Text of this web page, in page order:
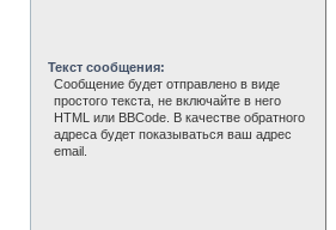
Текст сообщения:
Сообщение будет отправлено в виде
простого текста, не включайте в него
HTML или BBCode. В качестве обратного
адреса будет показываться ваш адрес
email.